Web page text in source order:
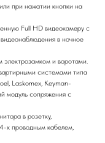
при нажатии кнопки на
Full HD видеокамеру c
в ночное
и воротами.
системами типа
Laskomex, Keyman-
модуль сопряжения с
в розетку,
х проводным кабелем,